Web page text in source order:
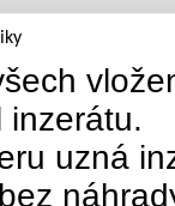
inzerátu.
uzná